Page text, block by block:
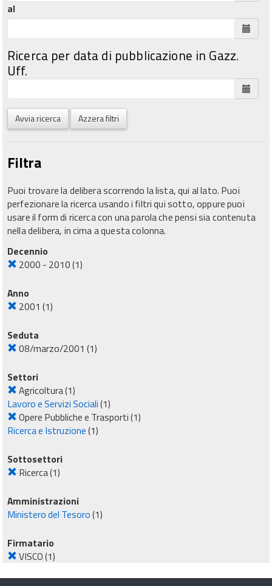
al
Ricerca per data di pubblicazione in Gazz.
Uff.
Avvia ricerca Azzera filtri
Filtra
Puoi trovare la delibera scorrendo la lista, qui al lato. Puoi
perfezionare la ricerca usando i filtri qui sotto, oppure puoi
usare il form di ricerca con una parola che pensi sia contenuta
nella delibera, in cima a questa colonna.
Decennio
2000 - 2010(1)
Anno
2001 (1)
Seduta
08/marzo/2001 (1)
Settori
Agricoltura(1)
Lavoro e Servizi Sociali(1)
Opere Pubbliche e Trasporti(1)
Ricerca e Istruzione(1)
Sottosettori
Ricerca(1)
Amministrazioni
Ministero del Tesoro(1)
Firmatario
VISCO(1)